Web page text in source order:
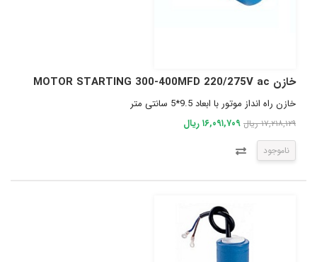
خازن MOTOR STARTING 300-400MFD 220/275V ac
خازن راه انداز موتور با ابعاد 9.5*5 سانتی متر
۱۷,۲۱۸,۱۲۹ ریال ۱۶,۰۹۱,۷۰۹ ریال
ناموجود